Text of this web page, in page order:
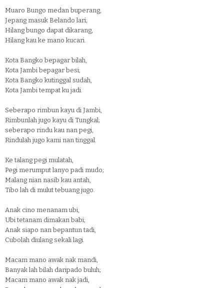
Muaro Bungo medan buperang,
Jepang masuk Belando lari;
Hilang bungo dapat dikarang,
Hilang kau ke mano kucari.
Kota Bangko bepagar bilah,
Kota Jambi bepagar besi;
Kota Bangko kutinggal sudah,
Kota Jambi tempat ku jadi.
Seberapo rimbun kayu di Jambi,
Rimbunlah jugo kayu di Tungkal;
seberapo rindu kau nan pegi,
Rindulah jugo kami nan tinggal.
Ke talang pegi mulatah,
Pegi merumput lanyo padi mudo;
Malang nian nasib kau antah,
Tibo lah di mulut tebuang jugo.
Anak cino menanam ubi,
Ubi tetanam dimakan babi;
Anak siapo nan bepantun tadi,
Cubolah diulang sekali lagi.
Macam mano awak nak mandi,
Banyak lah bilah daripado buluh;
Macam mano awak nak jadi,